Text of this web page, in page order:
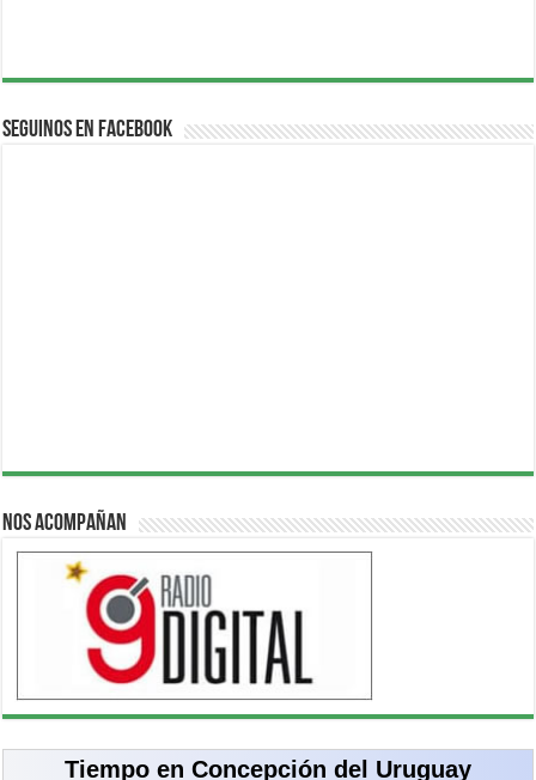
Seguinos en Facebook
Nos acompañan
Tiempo en Concepción del Uruguay